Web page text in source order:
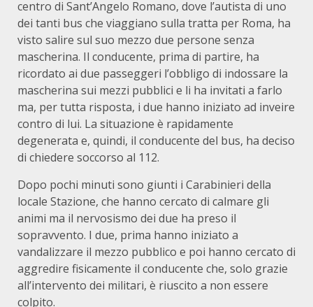
centro di Sant’Angelo Romano, dove l’autista di uno
dei tanti bus che viaggiano sulla tratta per Roma, ha
visto salire sul suo mezzo due persone senza
mascherina. Il conducente, prima di partire, ha
ricordato ai due passeggeri l’obbligo di indossare la
mascherina sui mezzi pubblici e li ha invitati a farlo
ma, per tutta risposta, i due hanno iniziato ad inveire
contro di lui. La situazione è rapidamente
degenerata e, quindi, il conducente del bus, ha deciso
di chiedere soccorso al 112.
Dopo pochi minuti sono giunti i Carabinieri della
locale Stazione, che hanno cercato di calmare gli
animi ma il nervosismo dei due ha preso il
sopravvento. I due, prima hanno iniziato a
vandalizzare il mezzo pubblico e poi hanno cercato di
aggredire fisicamente il conducente che, solo grazie
all’intervento dei militari, è riuscito a non essere
colpito.